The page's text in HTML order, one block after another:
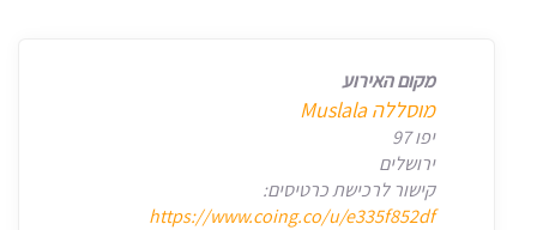
מקום האירוע
יפו 97
ירושלים
קישור לרכישת כרטיסים:
https://www.coing.co/u/e335f852df